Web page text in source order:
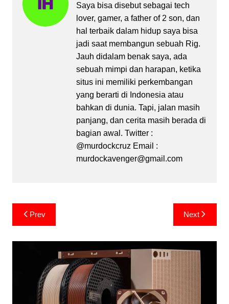
Saya bisa disebut sebagai tech
lover, gamer, a father of 2 son, dan
hal terbaik dalam hidup saya bisa
jadi saat membangun sebuah Rig.
Jauh didalam benak saya, ada
sebuah mimpi dan harapan, ketika
situs ini memiliki perkembangan
yang berarti di Indonesia atau
bahkan di dunia. Tapi, jalan masih
panjang, dan cerita masih berada di
bagian awal. Twitter :
@murdockcruz Email :
murdockavenger@gmail.com
Post
navigation
Prev Next